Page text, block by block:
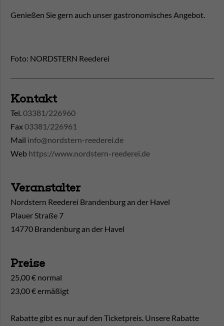
Genießen Sie gern auch unser gastronomisches Angebot.
Foto: NORDSTERN Reederei
Kontakt
Tel.03381/226960
Fax03381/226961
Mail info@nordstern-reederei.de
Web https://www.nordstern-reederei.de
Veranstalter
Nordstern Reederei Brandenburg an der Havel
Plauer Straße 7
14770 Brandenburg an der Havel
Preise
25,00 € normal
23,00 € ermäßigt
Rabatte gibt es nur auf den Ticketpreis. Unsere Rabatte